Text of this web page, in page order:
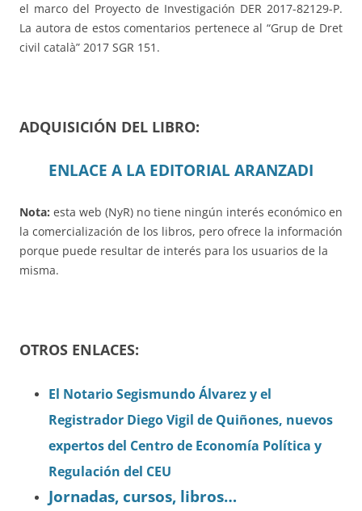
el marco del Proyecto de Investigación DER 2017-82129-P.
La autora de estos comentarios pertenece al “Grup de Dret
civil català” 2017 SGR 151.
ADQUISICIÓN DEL LIBRO:
ENLACE A LA EDITORIAL ARANZADI
Nota: esta web (NyR) no tiene ningún interés económico en
la comercialización de los libros, pero ofrece la información
porque puede resultar de interés para los usuarios de la
misma.
OTROS ENLACES:
El Notario Segismundo Álvarez y el
Registrador Diego Vigil de Quiñones, nuevos
expertos del Centro de Economía Política y
Regulación del CEU
Jornadas, cursos, libros…